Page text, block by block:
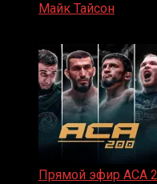
Майк Тайсон
Прямой эфир ACA